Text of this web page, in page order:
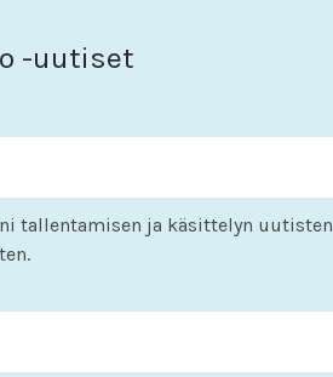
-uutiset
tallentamisen ja käsittelyn uutisten